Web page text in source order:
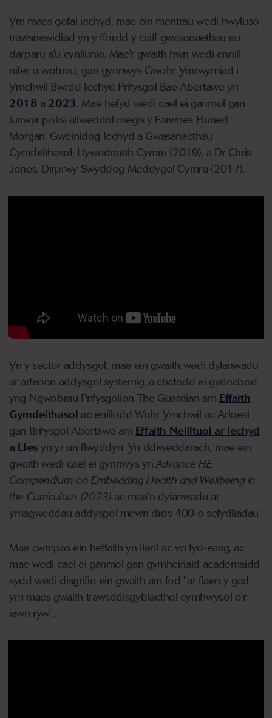
Ym maes gofal iechyd, mae ein mentrau wedi hwyluso
trawsnewidiad yn y ffordd y caiff gwasanaethau eu
darparu a'u cynllunio. Mae'r gwaith hwn wedi ennill
nifer o wobrau, gan gynnwys Gwobr Ymrwymiad i
Ymchwil Bwrdd Iechyd Prifysgol Bae Abertawe yn
2018 a 2023. Mae hefyd wedi cael ei ganmol gan
lunwyr polisi allweddol megis y Farwnes Eluned
Morgan, Gweinidog Iechyd a Gwasanaethau
Cymdeithasol, Llywodraeth Cymru (2019), a Dr Chris
Jones, Dirprwy Swyddog Meddygol Cymru (2017).
Yn y sector addysgol, mae ein gwaith wedi dylanwadu
ar arferion addysgol systemig, a chafodd ei gydnabod
yng Ngwobrau Prifysgolion The Guardian am Effaith
Gymdeithasol ac enillodd Wobr Ymchwil ac Arloesi
gan Brifysgol Abertawe am Effaith Neilltuol ar Iechyd
a Lles yn yr un flwyddyn. Yn ddiweddarach, mae ein
gwaith wedi cael ei gynnwys ynAdvance HE
Compendium on Embedding Health and Wellbeing in
the Curriculum (2023) ac mae'n dylanwadu ar
ymagweddau addysgol mewn dros 400 o sefydliadau.
Mae cwmpas ein heffaith yn lleol ac yn fyd-eang, ac
mae wedi cael ei ganmol gan gymheiriaid academaidd
sydd wedi disgrifio ein gwaith am fod "ar flaen y gad
ym maes gwaith trawsddisgyblaethol cymhwysol o'r
iawn ryw".